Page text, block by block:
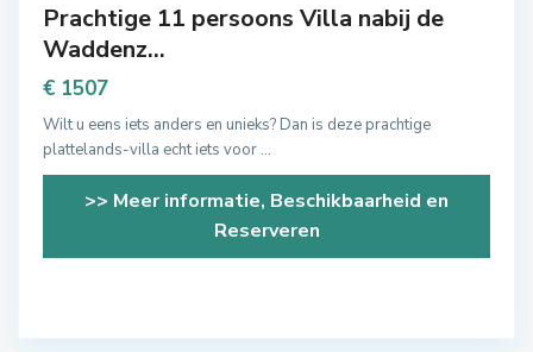
Prachtige 11 persoons Villa nabij de
Waddenz...
€ 1507
Wilt u eens iets anders en unieks? Dan is deze prachtige
plattelands-villa echt iets voor...
>> Meer informatie, Beschikbaarheid en
Reserveren